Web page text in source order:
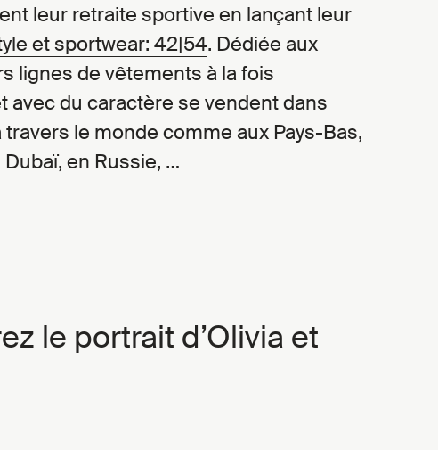
leur retraite sportive en lançant leur
et sportwear: 42|54. Dédiée aux
lignes de vêtements à la fois
avec du caractère se vendent dans
travers le monde comme aux Pays-Bas,
en Russie, …
le portrait d’Olivia et